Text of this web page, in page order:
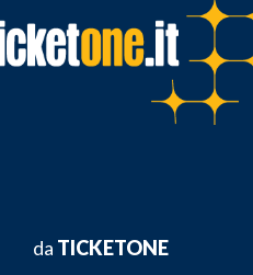
da TICKETONE